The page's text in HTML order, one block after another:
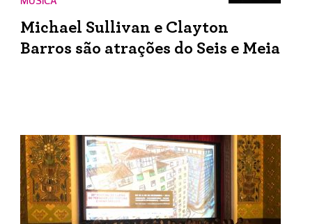
Michael Sullivan e Clayton
Barros são atrações do Seis e Meia